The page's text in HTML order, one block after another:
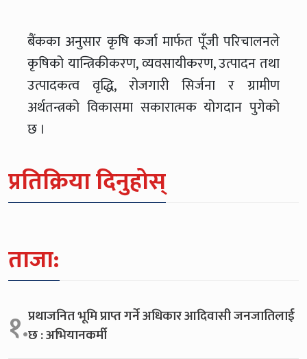
बैंकका अनुसार कृषि कर्जा मार्फत पूँजी परिचालनले
कृषिको यान्त्रिकीकरण, व्यवसायीकरण, उत्पादन तथा
उत्पादकत्व वृद्धि, रोजगारी सिर्जना र ग्रामीण
अर्थतन्त्रको विकासमा सकारात्मक योगदान पुगेको
छ ।
प्रतिक्रिया दिनुहोस्
ताजा:
१.प्रथाजनित भूमि प्राप्त गर्ने अधिकार आदिवासी जनजातिलाई
छ : अभियानकर्मी